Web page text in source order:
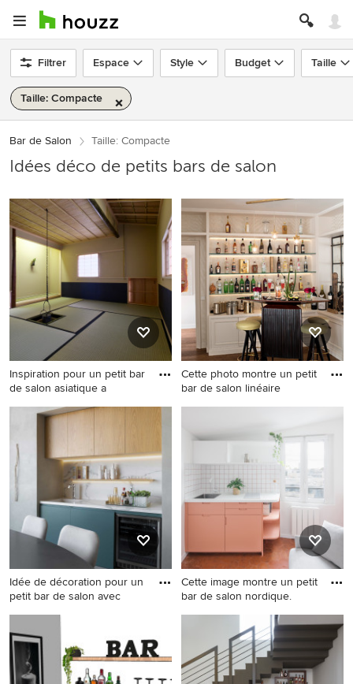
Filtrer Espace Style Budget Taille
Taille: Compacte
Bar de Salon Taille: Compacte
Idées déco de petits bars de salon
Inspiration pour un petit bar
de salon asiatique a
Inspiration pour un petit bar
tabourets, un évier encastré
et un plan de travail en bois.
Cette photo montre un petit
bar de salon linéaire
Cette photo montre un petit
bar de salon linéaire chic
avec des tabourets, un
placard sans porte, des
portes de placard blanches,
un plan de travail en bois,
parquet foncé et un sol
Idée de décoration pour un
petit bar de salon avec
Idée de décoration pour un
petit bar de salon avec évier
linéaire design avec un évier
intégré, un placard à porte
Cette image montre un petit
bar de salon nordique.
Cette image montre un petit
bar de salon nordique.